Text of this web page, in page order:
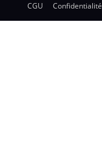
CGU Confidentialité